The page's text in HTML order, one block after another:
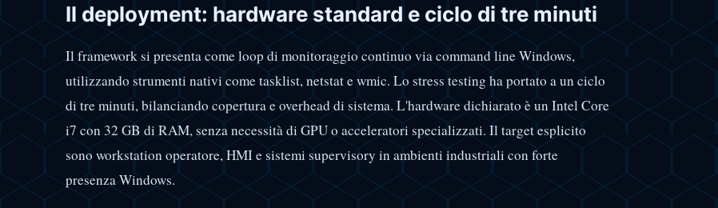
Il deployment: hardware standard e ciclo di tre minuti
Il framework si presenta come loop di monitoraggio continuo via command line Windows,
utilizzando strumenti nativi come tasklist, netstat e wmic. Lo stress testing ha portato a un ciclo
di tre minuti, bilanciando copertura e overhead di sistema. L'hardware dichiarato è un Intel Core
i7 con 32 GB di RAM, senza necessità di GPU o acceleratori specializzati. Il target esplicito
sono workstation operatore, HMI e sistemi supervisory in ambienti industriali con forte
presenza Windows.